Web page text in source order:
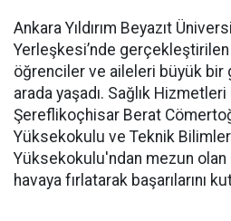
Ankara Yıldırım Beyazıt
Yerleşkesi’nde
öğrenciler ve aileleri büyük bir
arada yaşadı. Sağlık
Şereflikoçhisar Berat
Yüksekokulu ve Teknik
Yüksekokulu'ndan mezun
havaya fırlatarak başarılarını